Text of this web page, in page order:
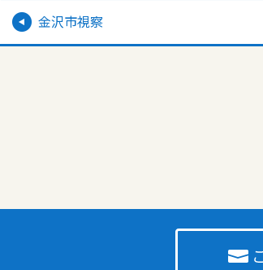
金沢市視察